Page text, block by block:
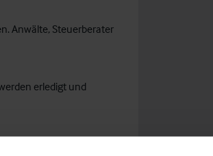
Anwälte, Steuerberater
erledigt und
nicht geschehen